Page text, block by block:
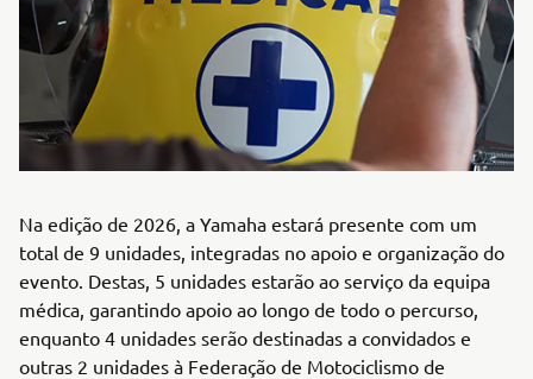
Na edição de 2026, a Yamaha estará presente com um
total de 9 unidades, integradas no apoio e organização do
evento. Destas, 5 unidades estarão ao serviço da equipa
médica, garantindo apoio ao longo de todo o percurso,
enquanto 4 unidades serão destinadas a convidados e
outras 2 unidades à Federação de Motociclismo de